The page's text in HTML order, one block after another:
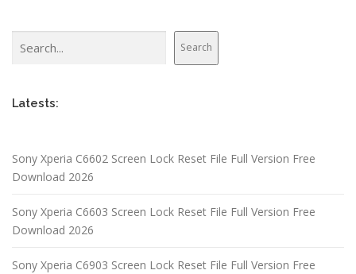
Search
Latests:
Sony Xperia C6602 Screen Lock Reset File Full Version Free
Download 2026
Sony Xperia C6603 Screen Lock Reset File Full Version Free
Download 2026
Sony Xperia C6903 Screen Lock Reset File Full Version Free